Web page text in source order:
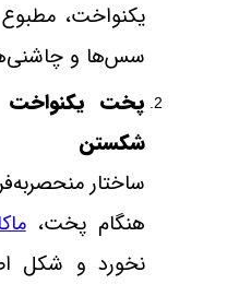
یکنواخت،
سس‌ها و
پخت یکنواخت
شکستن
ساختار
هنگام پخت،
نخورد و شکل